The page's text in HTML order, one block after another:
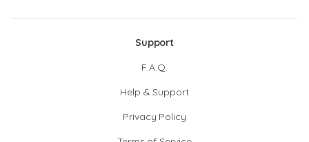
Support
F.A.Q.
Help & Support
Privacy Policy